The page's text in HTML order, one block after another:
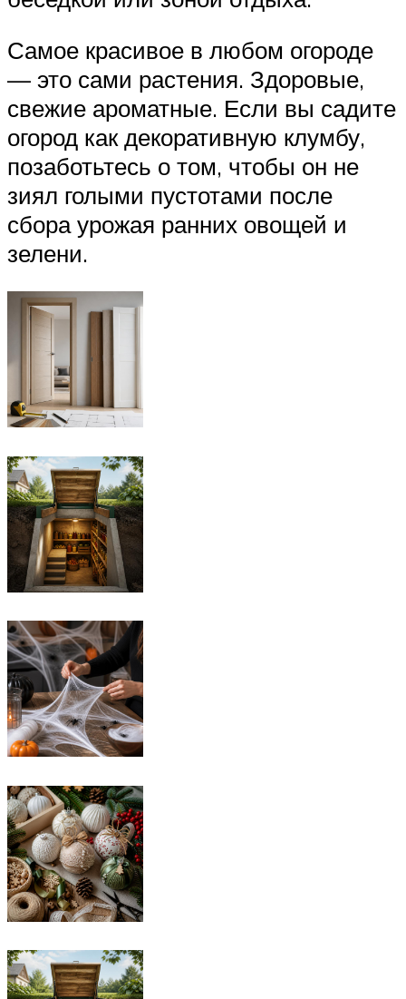
Самое красивое в любом огороде
— это сами растения. Здоровые,
свежие ароматные. Если вы садите
огород как декоративную клумбу,
позаботьтесь о том, чтобы он не
зиял голыми пустотами после
сбора урожая ранних овощей и
зелени.